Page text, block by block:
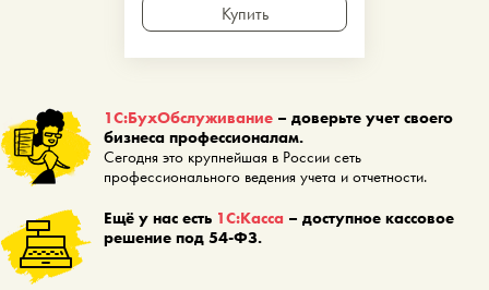
Купить
1С:БухОбслуживание – доверьте учет своего
бизнеса профессионалам.
Сегодня это крупнейшая в России сеть
профессионального ведения учета и отчетности.
Ещё у нас есть 1С:Касса – доступное кассовое
решение под 54-ФЗ.